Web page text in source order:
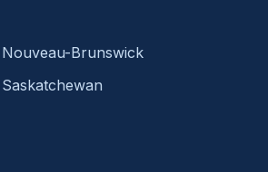
Nouveau-Brunswick
Saskatchewan